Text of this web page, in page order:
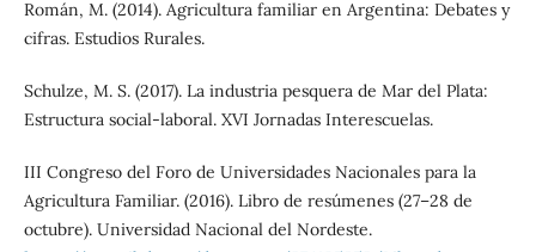
Román, M. (2014). Agricultura familiar en Argentina: Debates y
cifras. Estudios Rurales.
Schulze, M. S. (2017). La industria pesquera de Mar del Plata:
Estructura social-laboral. XVI Jornadas Interescuelas.
III Congreso del Foro de Universidades Nacionales para la
Agricultura Familiar. (2016). Libro de resúmenes (27–28 de
octubre). Universidad Nacional del Nordeste.